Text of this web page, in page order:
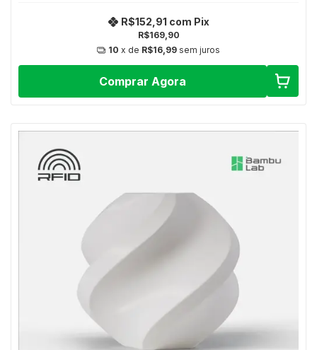
R$169,90
R$152,91 com Pix
10 x de R$16,99 sem juros
Comprar Agora